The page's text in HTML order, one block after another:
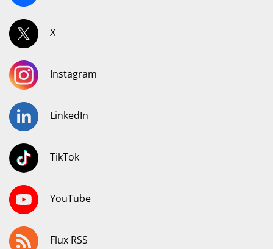
X
Instagram
LinkedIn
TikTok
YouTube
Flux RSS